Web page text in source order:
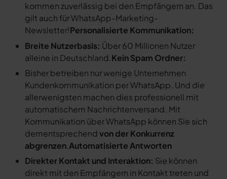
kommen zuverlässig bei den Empfängern an. Das
gilt auch für WhatsApp-Marketing-
Newsletter!Personalisierte Kommunikation:
Breite Nutzerbasis: Über 60 Millionen Nutzer
alleine in Deutschland.Kein Spam Ordner:
Bisher betreiben nur wenige Unternehmen
Kundenkommunikation per WhatsApp. Und die
allerwenigsten machen dies professionell mit
automatischem Nachrichtenversand. Mit
Kommunikation über WhatsApp können Sie sich
dementsprechendvon der Konkurrenz
abgrenzen.Automatisierte Antworten
Direkter Kontakt und Interaktion: Sie können
direkt mit den Empfängern in Kontakt treten und